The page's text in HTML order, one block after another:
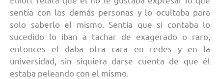
sentía con las demás personas y lo ocultaba para
solo saberlo el mismo. Sentía que si contaba lo
sucedido lo iban a tachar de exagerado o raro,
entonces el daba otra cara en redes y en la
universidad, sin siquiera darse cuenta de que él
estaba peleando con el mismo.